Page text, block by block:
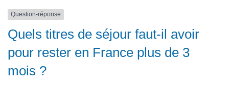
Question-réponse
Quels titres de séjour faut-il avoir
pour rester en France plus de 3
mois ?